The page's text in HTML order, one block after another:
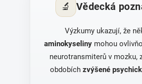
🔬 Vědecká
Výzkumy ukazují, že
aminokyselinymohou
neurotransmiterů v mozku,
obdobích zvýšené